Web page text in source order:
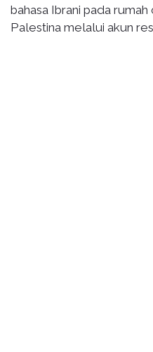
bahasa Ibrani pada
Palestina melalui akun